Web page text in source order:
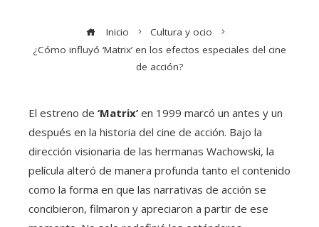
Inicio
Cultura y ocio
¿Cómo influyó ‘Matrix’ en los efectos especiales del cine
de acción?
El estreno de ‘Matrix’ en 1999 marcó un antes y un
después en la historia del cine de acción. Bajo la
dirección visionaria de las hermanas Wachowski, la
película alteró de manera profunda tanto el contenido
como la forma en que las narrativas de acción se
concibieron, filmaron y apreciaron a partir de ese